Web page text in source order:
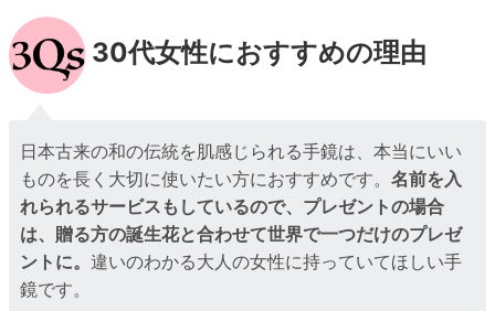
30代女性におすすめの理由
日本古来の和の伝統を肌感じられる手鏡は、本当にいい
ものを長く大切に使いたい方におすすめです。名前を入
れられるサービスもしているので、プレゼントの場合
は、贈る方の誕生花と合わせて世界で一つだけのプレゼ
ントに。違いのわかる大人の女性に持っていてほしい手
鏡です。